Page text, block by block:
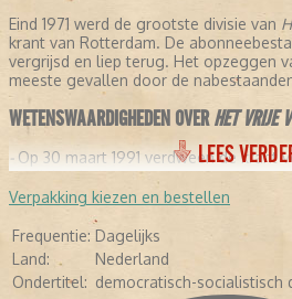
Eind 1971 werd de grootste divisie van
krant van Rotterdam. De
vergrijsd en liep terug. Het opzeggen
meeste gevallen door de
WETENSWAARDIGHEDEN OVERHET VRIJE
- Op 30 maart 1991 verdween de krant
medialandschap.
- In 1991 was er een fusie met het
- In 2005 ging het
Dagblad.
LEES
Verpakking kiezen en bestellen
Frequentie: Dagelijks
Land:
Nederland
Ondertitel: democratisch-socialistisch